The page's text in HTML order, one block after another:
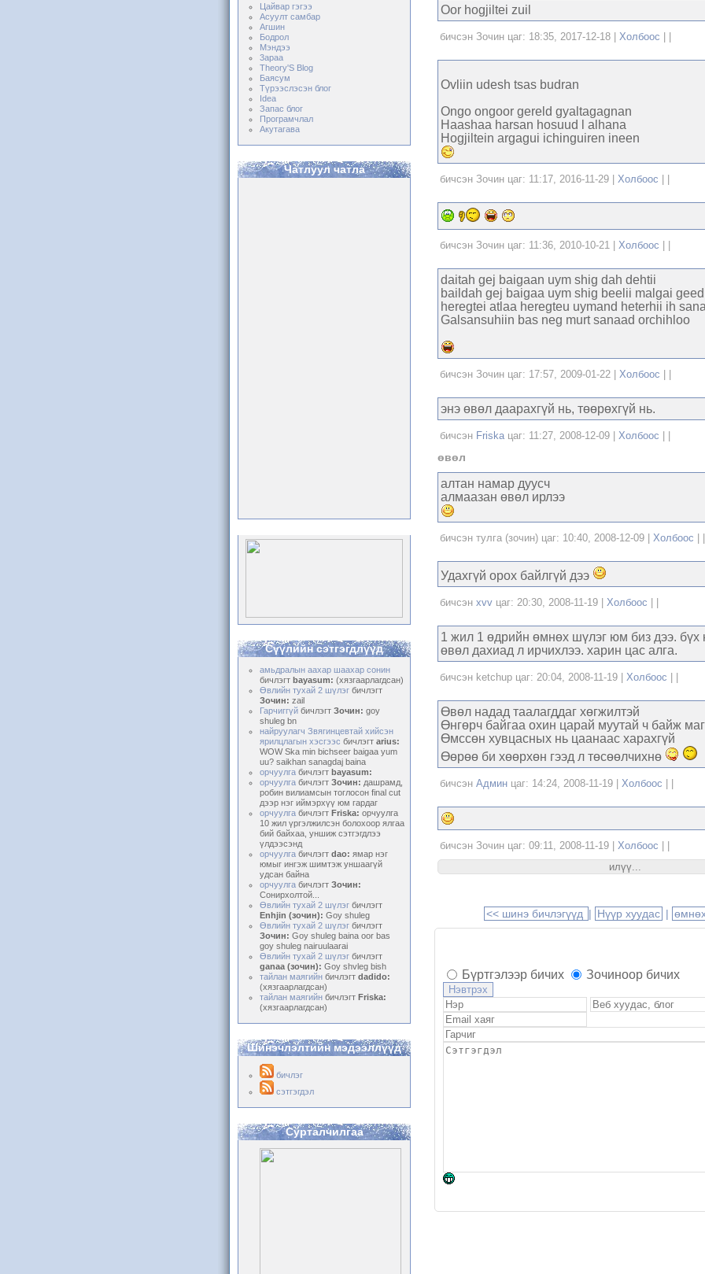
Цайвар гэгээ
Асуулт самбар
Агшин
Бодрол
Мэндээ
3араа
Theory'S Blog
Баясум
Түрээслэсэн блог
Idea
Запас блог
Програмчлал
Акутагава
Чатлуул чатла
Сүүлийн сэтгэгдлүүд
амьдралын аахар шаахар сонин
бичлэгт bayasum: (хязгаарлагдсан)
Өвлийн тухай 2 шүлэг бичлэгт
Зочин: zail
Гарчиггүй бичлэгт Зочин: goy
shuleg bn
найруулагч Звягинцевтай хийсэн
ярилцлагын хэсгээс бичлэгт arius:
WOW Ska min bichseer baigaa yum
uu? saikhan sanagdaj baina
орчуулга бичлэгт bayasum:
орчуулга бичлэгт Зочин: дашрамд,
робин вилиамсын тоглосон final cut
дээр нэг иймэрхүү юм гардаг
орчуулга бичлэгт Friska: орчуулга
10 жил үргэлжилсэн болохоор ялгаа
бий байхаа, уншиж сэтгэгдлээ
үлдээсэнд
орчуулга бичлэгт dao: ямар нэг
юмыг ингэж шимтэж уншаагүй
удсан байна
орчуулга бичлэгт Зочин:
Сонирхолтой...
Өвлийн тухай 2 шүлэг бичлэгт
Enhjin (зочин): Goy shuleg
Өвлийн тухай 2 шүлэг бичлэгт
Зочин: Goy shuleg baina oor bas
goy shuleg nairuulaarai
Өвлийн тухай 2 шүлэг бичлэгт
ganaa (зочин): Goy shvleg bish
тайлан маягийн бичлэгт dadido:
(хязгаарлагдсан)
тайлан маягийн бичлэгт Friska:
(хязгаарлагдсан)
Шинэчлэлтийн мэдээллүүд
бичлэг
сэтгэгдэл
Сурталчилгаа
Oor hogjiltei zuil
бичсэн Зочин цаг: 18:35, 2017-12-18 | Холбоос
Ovliin udesh tsas budran
Ongo ongoor gereld gyaltagagnan
Haashaa harsan hosuud l alhana
Hogjiltein argagui ichinguiren ineen
бичсэн Зочин цаг: 11:17, 2016-11-29 | Холбоос
бичсэн Зочин цаг: 11:36, 2010-10-21 | Холбоос
daitah gej baigaan uym shig dah dehtii
baildah gej baigaa uym shig beelii malgai geed
heregtei atlaa heregteu uymand heterhii ih
Galsansuhiin bas neg murt sanaad orchihloo
бичсэн Зочин цаг: 17:57, 2009-01-22 | Холбоос
энэ өвөл даарахгүй нь, төөрөхгүй нь.
бичсэн Friska цаг: 11:27, 2008-12-09 | Холбоос
өвөл
алтан намар дуусч
алмаазан өвөл ирлээ
бичсэн тулга (зочин) цаг: 10:40, 2008-12-09 | Холбоос
Удахгүй орох байлгүй дээ
бичсэн xvv цаг: 20:30, 2008-11-19 | Холбоос
1 жил 1 өдрийн өмнөх шүлэг юм биз дээ. бүх
өвөл дахиад л ирчихлээ. харин цас алга.
бичсэн ketchup цаг: 20:04, 2008-11-19 | Холбоос
Өвөл надад таалагддаг хөгжилтэй
Өнгөрч байгаа охин царай муутай ч байж
Өмссөн хувцасных нь цаанаас харахгүй
Өөрөө би хөөрхөн гээд л төсөөлчихнө
бичсэн Админ цаг: 14:24, 2008-11-19 | Холбоос
бичсэн Зочин цаг: 09:11, 2008-11-19 | Холбоос
илүү...
<< шинэ бичлэгүүд | Нүүр хуудас |
Бүртгэлээр бичих Зочиноор бичих